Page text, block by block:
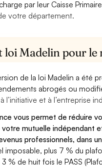
par leur Caisse Primaire
votre département.
loi Madelin pour
de la loi Madelin a été
abrogés ou
l’initiative et à l’entreprise
vous permet de réduire
mutuelle indépendant
professionnels, dans
imposable, plus 7 % du
% de huit fois le PASS